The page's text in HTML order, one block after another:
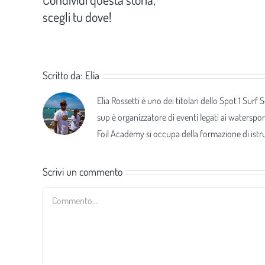
scegli tu dove!
Scritto da: Elia
Elia Rossetti è uno dei titolari dello Spot 1
sup è organizzatore di eventi legati ai
Foil Academy si occupa della formazione di
Scrivi un commento
Commento